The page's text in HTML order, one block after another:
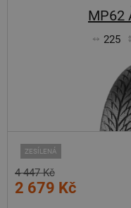
MP62
225
ZESÍLENÁ
4 447 Kč
2 679 Kč